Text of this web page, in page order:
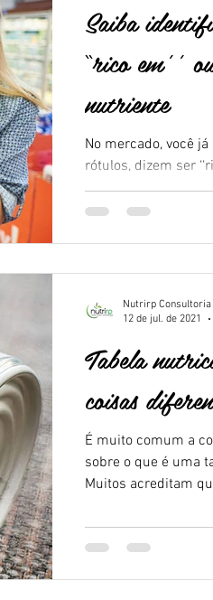
Saiba
‘‘rico em’’
nutriente
No mercado, você
rótulos, dizem ser
Mas será que
Tabela
coisas
É muito comum a
sobre o que é uma
Muitos acreditam
Nutrirp Consultoria
12 de jul. de 2021